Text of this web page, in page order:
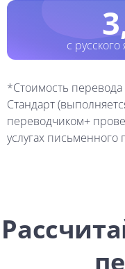
с
*Стоимость перевода
Стандарт
переводчиком+
услугах письменного